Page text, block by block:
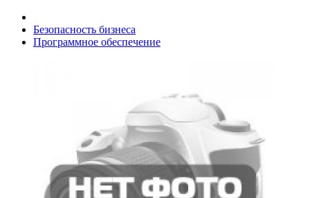
Безопасность бизнеса
Программное обеспечение